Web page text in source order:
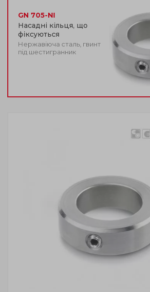
GN 705-NI
Насадні кільця, що
фіксуються
Нержавіюча сталь, гвинт
під шестигранник